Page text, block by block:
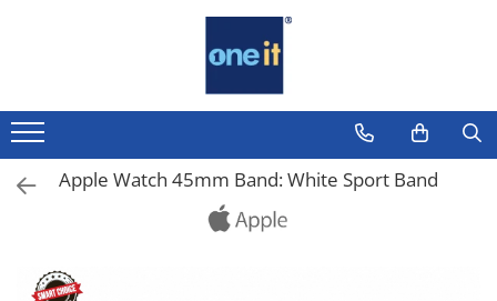
Laptop, Tablete & Telefoane
Laptop / Notebook
Notebook Consumer
Componente Laptop
Apple Watch 45mm Band: White Sport Band